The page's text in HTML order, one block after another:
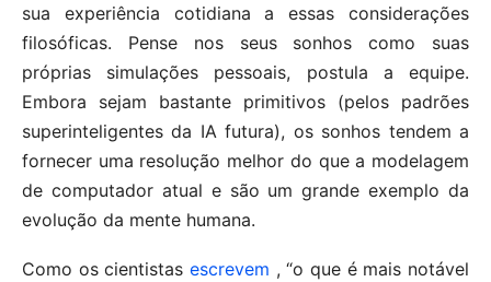
sua experiência cotidiana a essas considerações
filosóficas. Pense nos seus sonhos como suas
próprias simulações pessoais, postula a equipe.
Embora sejam bastante primitivos (pelos padrões
superinteligentes da IA ​​futura), os sonhos tendem a
fornecer uma resolução melhor do que a modelagem
de computador atual e são um grande exemplo da
evolução da mente humana.
Como os cientistas escrevem , “o que é mais notável